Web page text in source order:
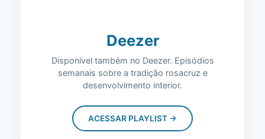
Deezer
Disponível também no Deezer. Episódios
semanais sobre a tradição rosacruz e
desenvolvimento interior.
ACESSAR PLAYLIST →